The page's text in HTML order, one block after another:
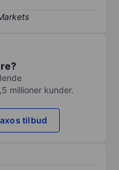
millioner kunder.
tilbud